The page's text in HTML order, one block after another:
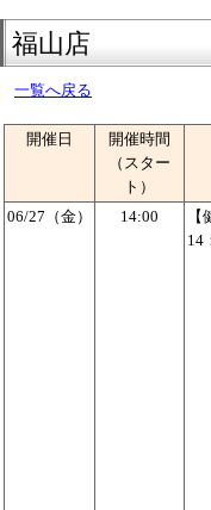
福山店
一覧へ戻る
開催日
開催時間
（スター
ト）
06/27（金） 14:00
14